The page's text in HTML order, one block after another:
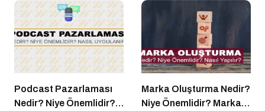
Podcast Pazarlaması
Nedir? Niye Önemlidir?
Marka Oluşturma Nedir?
Niye Önemlidir? Marka